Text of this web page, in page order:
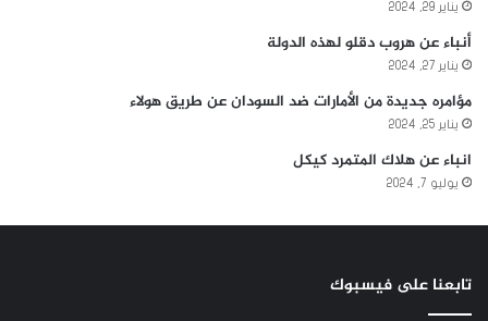
يناير 29, 2024
أنباء عن هروب دقلو لهذه الدولة
يناير 27, 2024
مؤامره جديدة من الأمارات ضد السودان عن طريق هولاء
يناير 25, 2024
انباء عن هلاك المتمرد كيكل
يوليو 7, 2024
تابعنا على فيسبوك